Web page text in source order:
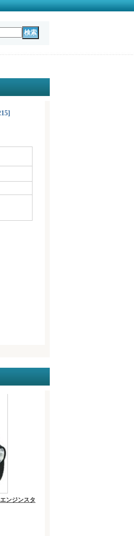
]
ンジンスタ